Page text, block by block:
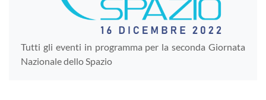
Tutti gli eventi in programma per la seconda Giornata
Nazionale dello Spazio